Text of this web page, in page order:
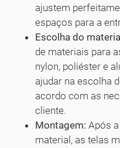
ajustem
espaços para a
Escolha do
de materiais para
nylon, poliéster e
ajudar na escolha
acordo com as
cliente.
Montagem: Após
material, as telas